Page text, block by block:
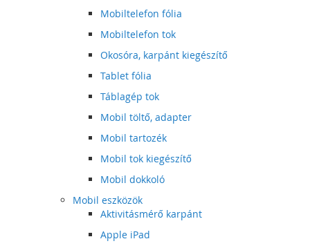
Mobiltelefon fólia
Mobiltelefon tok
Okosóra, karpánt kiegészítő
Tablet fólia
Táblagép tok
Mobil töltő, adapter
Mobil tartozék
Mobil tok kiegészítő
Mobil dokkoló
Mobil eszközök
Aktivitásmérő karpánt
Apple iPad